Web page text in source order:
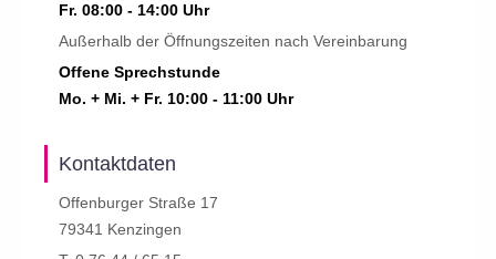
Fr. 08:00 - 14:00 Uhr
Außerhalb der Öffnungszeiten nach Vereinbarung
Offene Sprechstunde
Mo. + Mi. + Fr. 10:00 - 11:00 Uhr
Kontaktdaten
Offenburger Straße 17
79341 Kenzingen